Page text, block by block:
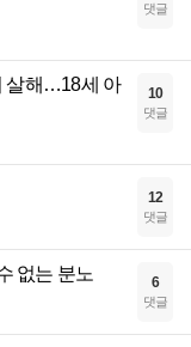
댓글
살해…18세 아
10
댓글
12
댓글
없는 분노 6
댓글